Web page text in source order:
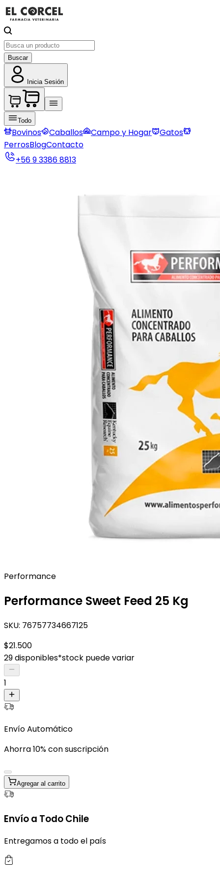
Buscar
Inicia Sesión
Todo
Bovinos Caballos Campo y Hogar
Gatos
PerrosBlogContacto
+56 9 3386 8813
Performance
Performance Sweet Feed 25 Kg
SKU: 76757734667125
$21.500
29 disponibles*stock puede variar
1
Envío Automático
Ahorra 10% con suscripción
Agregar al carrito
Envío a Todo Chile
Entregamos a todo el país